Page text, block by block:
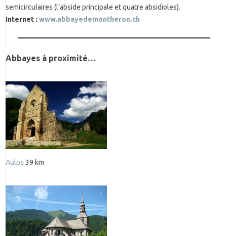
semicirculaires (l’abside principale et quatre absidioles).
Internet : www.abbayedemontheron.ch
Abbayes à proximité…
Aulps 39 km